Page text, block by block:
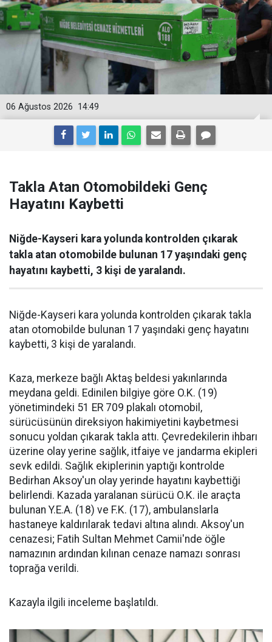
14:49
06 Ağustos 2026
Takla Atan Otomobildeki Genç
Hayatını Kaybetti
Niğde-Kayseri kara yolunda kontrolden çıkarak
takla atan otomobilde bulunan 17 yaşındaki genç
hayatını kaybetti, 3 kişi de yaralandı.
Niğde-Kayseri kara yolunda kontrolden çıkarak takla
atan otomobilde bulunan 17 yaşındaki genç hayatını
kaybetti, 3 kişi de yaralandı.
Kaza, merkeze bağlı Aktaş beldesi yakınlarında
meydana geldi. Edinilen bilgiye göre O.K. (19)
yönetimindeki 51 ER 709 plakalı otomobil,
sürücüsünün direksiyon hakimiyetini kaybetmesi
sonucu yoldan çıkarak takla attı. Çevredekilerin ihbarı
üzerine olay yerine sağlık, itfaiye ve jandarma ekipleri
sevk edildi. Sağlık ekiplerinin yaptığı kontrolde
Bedirhan Aksoy'un olay yerinde hayatını kaybettiği
belirlendi. Kazada yaralanan sürücü O.K. ile araçta
bulunan Y.E.A. (18) ve F.K. (17), ambulanslarla
hastaneye kaldırılarak tedavi altına alındı. Aksoy'un
cenazesi; Fatih Sultan Mehmet Camii'nde öğle
namazının ardından kılınan cenaze namazı sonrası
toprağa verildi.
Kazayla ilgili inceleme başlatıldı.